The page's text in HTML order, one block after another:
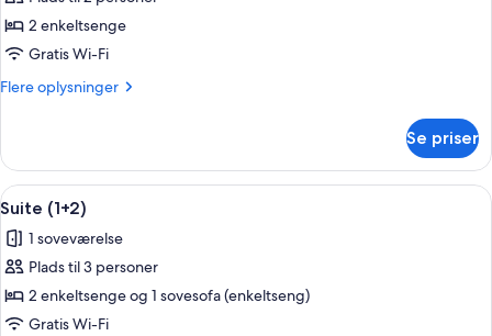
Suite
(1+1)
2 enkeltsenge
Gratis Wi-Fi
Flere oplysninger
Flere
(1+1)
Se priser
Indlæs
alle
billeder
af
Suite
(1+2)
En dobbeltseng med to puder, et
4
Suite (1+2)
1 soveværelse
Plads til 3 personer
2 enkeltsenge og 1 sovesofa (enkeltseng)
Gratis Wi-Fi